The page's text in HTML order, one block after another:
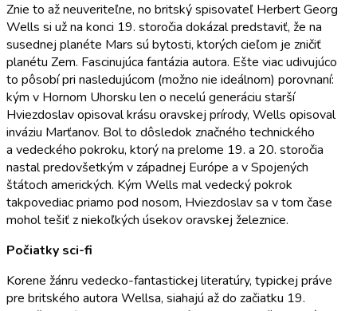
Znie to až neuveriteľne, no britský spisovateľ Herbert Georg
Wells si už na konci 19. storočia dokázal predstaviť, že na
susednej planéte Mars sú bytosti, ktorých cieľom je zničiť
planétu Zem. Fascinujúca fantázia autora. Ešte viac udivujúco
to pôsobí pri nasledujúcom (možno nie ideálnom) porovnaní:
kým v Hornom Uhorsku len o necelú generáciu starší
Hviezdoslav opisoval krásu oravskej prírody, Wells opisoval
inváziu Marťanov. Bol to dôsledok značného technického
a vedeckého pokroku, ktorý na prelome 19. a 20. storočia
nastal predovšetkým v západnej Európe a v Spojených
štátoch amerických. Kým Wells mal vedecký pokrok
takpovediac priamo pod nosom, Hviezdoslav sa v tom čase
mohol tešiť z niekoľkých úsekov oravskej železnice.
Počiatky sci-fi
Korene žánru vedecko-fantastickej literatúry, typickej práve
pre britského autora Wellsa, siahajú až do začiatku 19.